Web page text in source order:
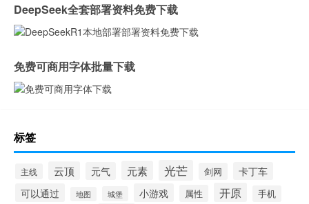
DeepSeek全套部署资料免费下载
免费可商用字体批量下载
标签
主线 云顶 元气 元素 光芒 剑网 卡丁车
可以通过 地图 城堡 小游戏 属性 开原 手机